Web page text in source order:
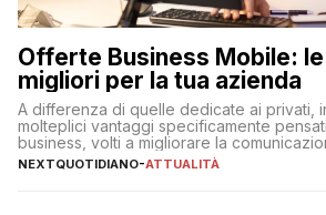
Offerte Business Mobile:
migliori per la tua azienda
A differenza di quelle dedicate ai privati,
molteplici vantaggi specificamente
business, volti a migliorare la
degli utenti
NEXTQUOTIDIANO-ATTUALITÀ